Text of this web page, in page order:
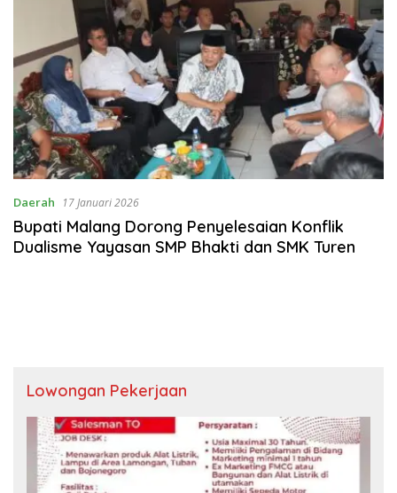
Daerah 17 Januari 2026
Bupati Malang Dorong Penyelesaian Konflik
Dualisme Yayasan SMP Bhakti dan SMK Turen
Lowongan Pekerjaan